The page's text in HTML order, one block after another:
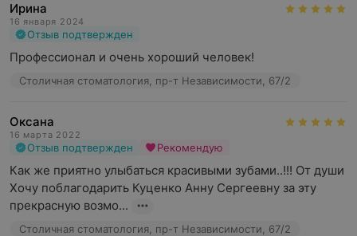
Ирина
16 января 2024
Отзыв подтвержден
Профессионал и очень хороший человек!
Столичная стоматология, пр-т Независимости, 67/2
Оксана
16 марта 2022
Отзыв подтвержден Рекомендую
Как же приятно улыбаться красивыми зубами..!!! От души
Хочу поблагодарить Куценко Анну Сергеевну за эту
прекрасную возмо...
Столичная стоматология, пр-т Независимости, 67/2